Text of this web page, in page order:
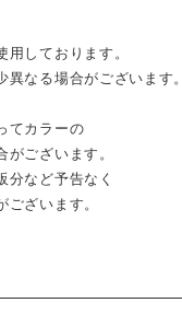
用しております。
なる場合がございます。
てカラーの
ございます。
分など予告なく
ざいます。